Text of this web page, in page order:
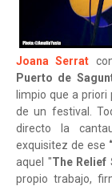
Joana Serrat
Puerto de
limpio que a
de un festival.
directo la
exquisitez de ese
aquel "The Relief
propio trabajo,